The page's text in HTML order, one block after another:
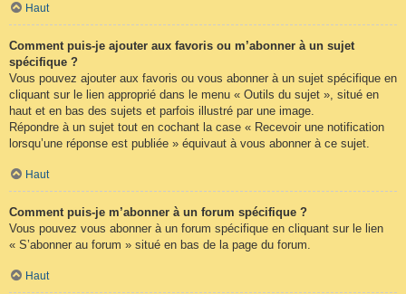
Haut
Comment puis-je ajouter aux favoris ou m’abonner à un sujet
spécifique ?
Vous pouvez ajouter aux favoris ou vous abonner à un sujet spécifique en
cliquant sur le lien approprié dans le menu « Outils du sujet », situé en
haut et en bas des sujets et parfois illustré par une image.
Répondre à un sujet tout en cochant la case « Recevoir une notification
lorsqu’une réponse est publiée » équivaut à vous abonner à ce sujet.
Haut
Comment puis-je m’abonner à un forum spécifique ?
Vous pouvez vous abonner à un forum spécifique en cliquant sur le lien
« S’abonner au forum » situé en bas de la page du forum.
Haut